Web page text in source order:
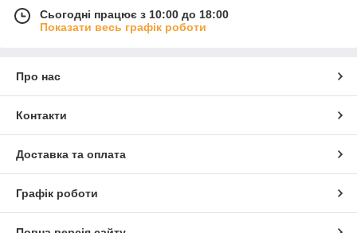
Сьогодні працює з 10:00 до 18:00
Показати весь графік роботи
Про нас
Контакти
Доставка та оплата
Графік роботи